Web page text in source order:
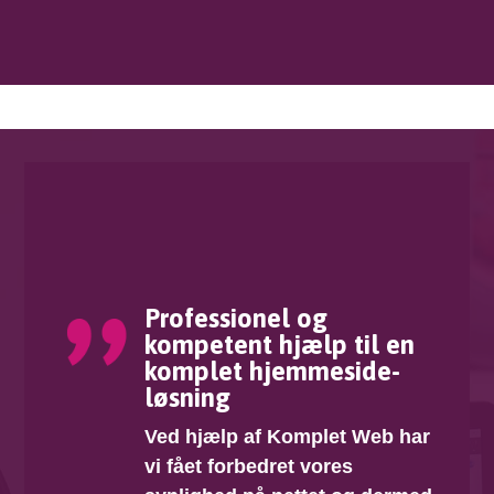
Professionel og
kompetent hjælp til en
komplet hjemmeside­
løsning
Ved hjælp af Komplet Web har
vi fået forbedret vores